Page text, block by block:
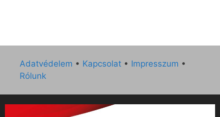
Adatvédelem • Kapcsolat • Impresszum •
Rólunk